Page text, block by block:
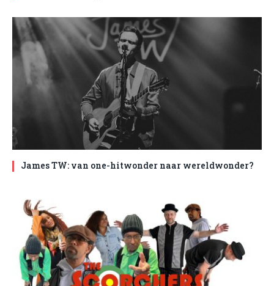
James TW: van one-hitwonder naar wereldwonder?